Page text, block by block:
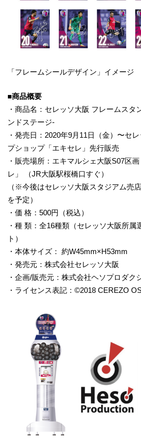
「フレームシールデザイン」イメージ
■商品概要
・商品名：セレッソ大阪 フレームスタ
ンドステージ-
・発売日：2020年9月11日（金）〜セ
プショップ「エキセレ」先行販売
・販売場所：エキマルシェ大阪S07区
レ」 （JR大阪駅桜橋口すぐ）
（※今後はセレッソ大阪スタジアム売
を予定）
・価 格：500円（税込）
・種 類：全16種類（セレッソ大阪所属
ト）
・本体サイズ： 約W45mm×H53mm
・発売元：株式会社セレッソ大阪
・企画/販売元：株式会社ヘソプロダク
・ライセンス表記：©︎2018 CEREZO